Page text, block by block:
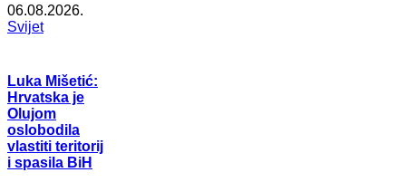
06.08.2026.
Svijet
Luka Mišetić:
Hrvatska je
Olujom
oslobodila
vlastiti teritorij
i spasila BiH